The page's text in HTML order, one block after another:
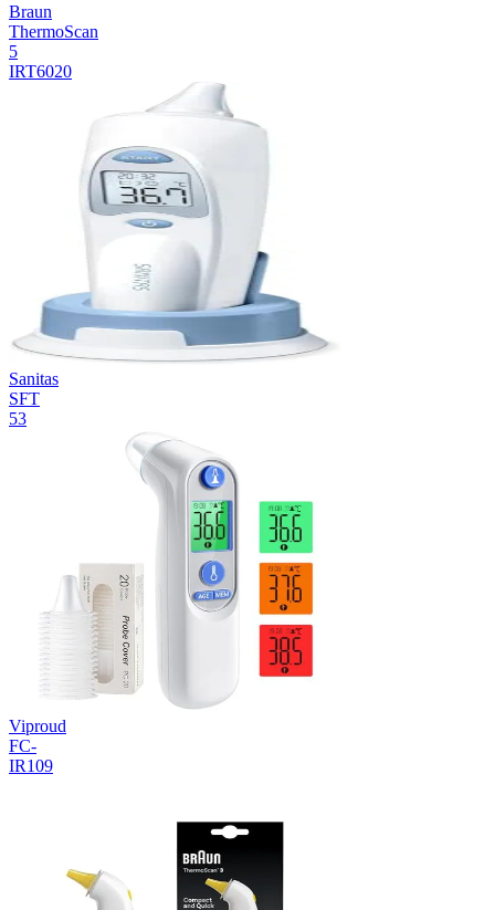
Braun
ThermoScan
5
IRT6020
Sanitas
SFT
53
Viproud
FC-
IR109